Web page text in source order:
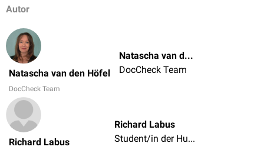
Autor
Natascha van den Höfel
DocCheck Team
Natascha van den Höfel
DocCheck Team
Richard Labus
Richard Labus
Student/in der Humanmedizin